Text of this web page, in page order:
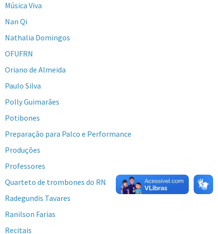
Música Viva
Nan Qi
Nathalia Domingos
OFUFRN
Oriano de Almeida
Paulo Silva
Polly Guimarães
Potibones
Preparação para Palco e Performance
Produções
Professores
Quarteto de trombones do RN
Radegundis Tavares
Ranilson Farias
Recitais